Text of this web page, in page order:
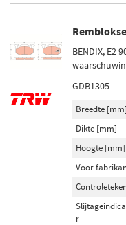
BENDIX, E2
GDB1305
Breedte [mm]
Dikte [mm]
Hoogte [mm]
Voor
r